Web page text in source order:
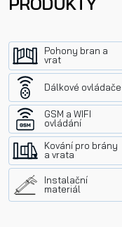
Pohony bran a
vrat
Dálkové ovládače
GSM a WIFI
ovládání
Kování pro brány
a vrata
Instalační
materiál